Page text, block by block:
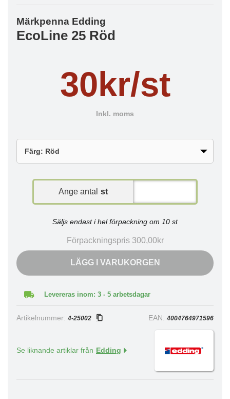
Märkpenna Edding
EcoLine 25 Röd
30kr/st
Inkl. moms
Ange antal st
Säljs endast i hel förpackning om 10 st
Förpackningspris 300,00kr
LÄGG I VARUKORGEN
Levereras inom: 3 - 5 arbetsdagar
Artikelnummer: 4-25002 EAN: 4004764971596
Se liknande artiklar från Edding